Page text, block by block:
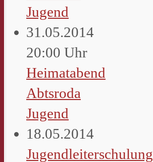
Jugend
31.05.2014
20:00 Uhr
Heimatabend
Abtsroda
Jugend
18.05.2014
Jugendleiterschulung